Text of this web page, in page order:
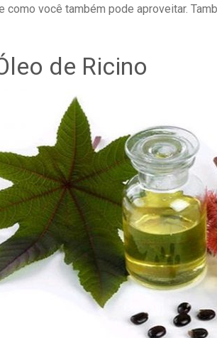
como você também pode aproveitar.
de Ricino